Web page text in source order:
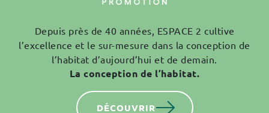
Depuis près de 40 années, ESPACE 2 cultive
l’excellence et le sur-mesure dans la conception de
l’habitat d’aujourd’hui et de demain.
La conception de l’habitat.
DÉCOUVRIR